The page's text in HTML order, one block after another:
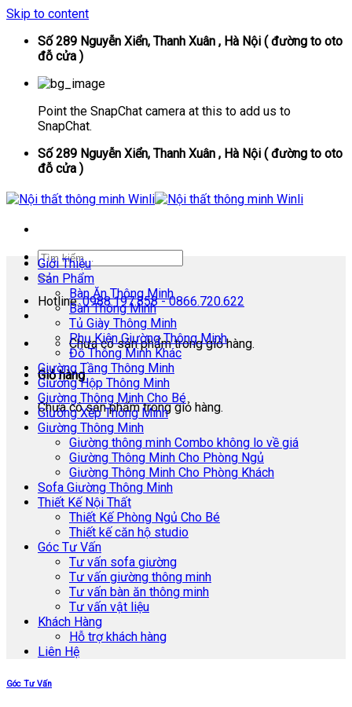
Skip to content
Số 289 Nguyễn Xiển, Thanh Xuân , Hà Nội ( đường to oto
đỗ cửa )
Point the SnapChat camera at this to add us to
SnapChat.
Số 289 Nguyễn Xiển, Thanh Xuân , Hà Nội ( đường to oto
đỗ cửa )
Hotline:0988.197.858 - 0866.720.622
Chưa có sản phẩm trong giỏ hàng.
Giỏ hàng
Chưa có sản phẩm trong giỏ hàng.
Giới Thiệu
Sản Phẩm
Bàn Ăn Thông Minh
Bàn Thông Minh
Tủ Giày Thông Minh
Phụ Kiện Giường Thông Minh
Đồ Thông Minh Khác
Giường Tầng Thông Minh
Giường Hộp Thông Minh
Giường Thông Minh Cho Bé
Giường Xếp Thông Minh
Giường Thông Minh
Giường thông minh Combo không lo về giá
Giường Thông Minh Cho Phòng Ngủ
Giường Thông Minh Cho Phòng Khách
Sofa Giường Thông Minh
Thiết Kế Nội Thất
Thiết Kế Phòng Ngủ Cho Bé
Thiết kế căn hộ studio
Góc Tư Vấn
Tư vấn sofa giường
Tư vấn giường thông minh
Tư vấn bàn ăn thông minh
Tư vấn vật liệu
Khách Hàng
Hỗ trợ khách hàng
Liên Hệ
Góc Tư Vấn